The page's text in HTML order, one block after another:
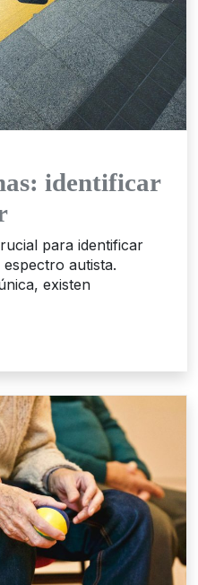
identificar
para identificar
autista.
existen